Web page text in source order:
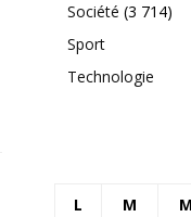
Société (3 714)
Sport
Technologie
L M M